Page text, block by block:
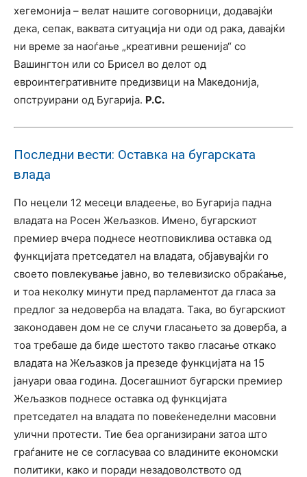
хегемонија – велат нашите соговорници, додавајќи
дека, сепак, ваквата ситуација ни оди од рака, давајќи
ни време за наоѓање „креативни решенија“ со
Вашингтон или со Брисел во делот од
евроинтегративните предизвици на Македонија,
опструирани од Бугарија. Р.С.
Последни вести: Оставка на бугарската
влада
По нецели 12 месеци владеење, во Бугарија падна
владата на Росен Жељазков. Имено, бугарскиот
премиер вчера поднесе неотповиклива оставка од
функцијата претседател на владата, објавувајќи го
своето повлекување јавно, во телевизиско обраќање,
и тоа неколку минути пред парламентот да гласа за
предлог за недоверба на владата. Така, во бугарскиот
законодавен дом не се случи гласањето за доверба, а
тоа требаше да биде шестото такво гласање откако
владата на Жељазков ја презеде функцијата на 15
јануари оваа година. Досегашниот бугарски премиер
Жељазков поднесе оставка од функцијата
претседател на владата по повеќенеделни масовни
улични протести. Тие беа организирани затоа што
граѓаните не се согласуваа со владините економски
политики, како и поради незадоволството од